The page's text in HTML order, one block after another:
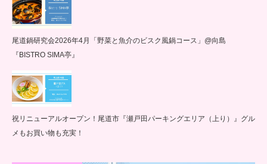
尾道鍋研究会2026年4月「野菜と魚介のビスク風鍋コース」@向島
『BISTRO SIMA亭』
祝リニューアルオープン！尾道市『瀬戸田パーキングエリア（上り）』グル
メもお買い物も充実！